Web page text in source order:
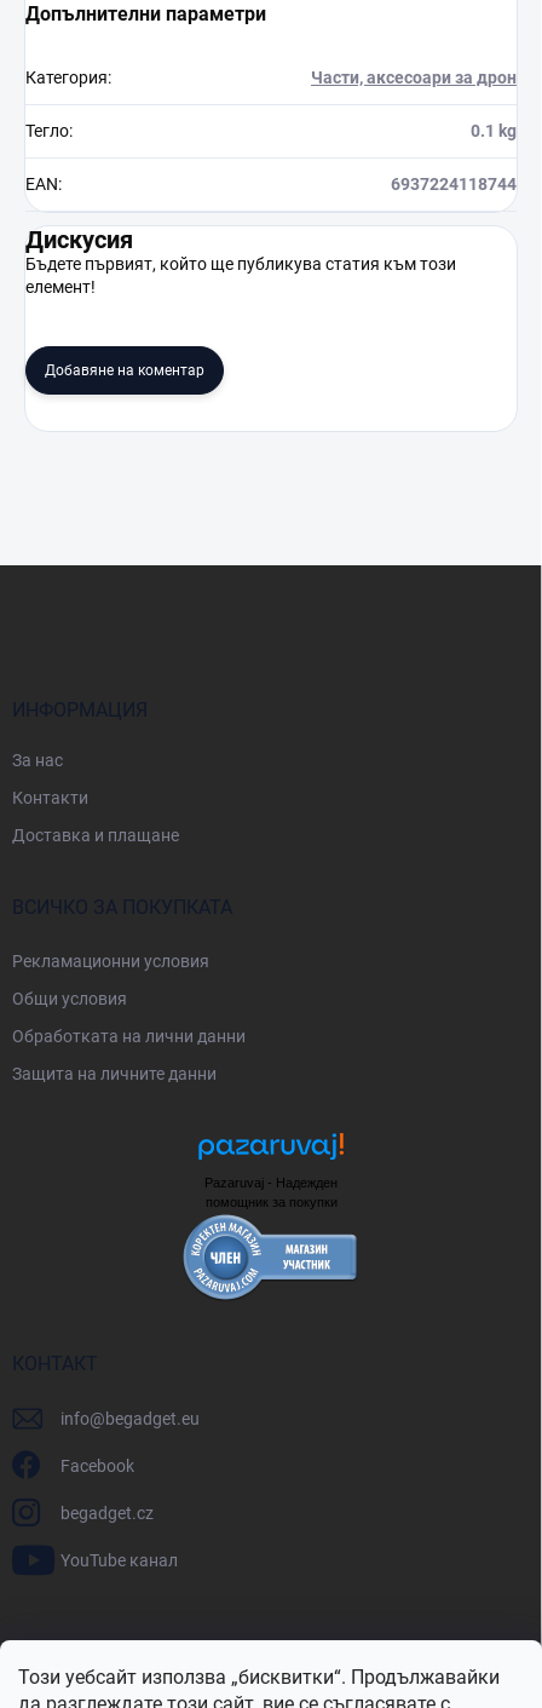
Този уебсайт използва „бисквитки“. Продължавайки
Допълнителни параметри
Категория: Части, аксесоари за дрон
Тегло: 0.1 kg
EAN: 6937224118744
Дискусия
Бъдете първият, който ще публикува статия към този
елемент!
Добавяне на коментар
ИНФОРМАЦИЯ
За нас
Контакти
Доставка и плащане
ВСИЧКО ЗА ПОКУПКАТА
Рекламационни условия
Общи условия
Oбработката на лични данни
Защита на личните данни
Pazaruvaj - Надежден
помощник за покупки
КОНТАКТ
info@begadget.eu
Facebook
begadget.cz
YouTube канал
BeGadget.ro
BeGadget.pl BeGadget.hr BeGadget.si